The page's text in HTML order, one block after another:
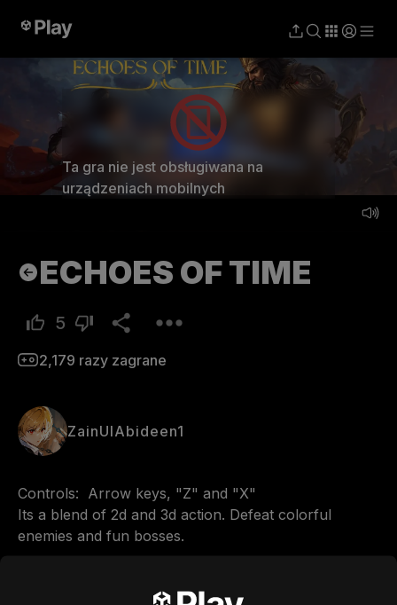
Ta gra nie jest obsługiwana na
urządzeniach mobilnych
Graj
ECHOES OF TIME
5
2,179 razy zagrane
ZainUlAbideen1
Controls:  Arrow keys, "Z" and "X"
Its a blend of 2d and 3d action. Defeat colorful
enemies and fun bosses.